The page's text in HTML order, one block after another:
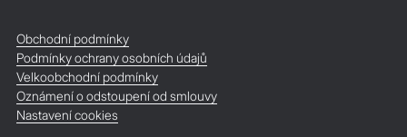
Obchodní podmínky
Podmínky ochrany osobních údajů
Velkoobchodní podmínky
Oznámení o odstoupení od smlouvy
Nastavení cookies